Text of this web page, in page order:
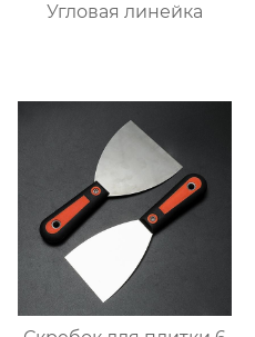
Угловая линейка